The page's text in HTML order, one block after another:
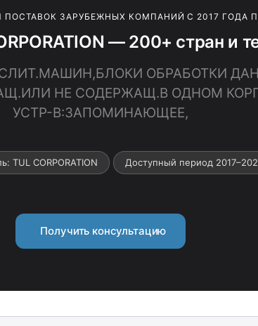
ЗАРУБЕЖНЫХ КОМПАНИЙ С 2017 ГОДА
— 200+ стран и
ОБРАБОТКИ
НЕ СОДЕРЖАЩ.В ОДНОМ
УСТР-В:ЗАПОМИНАЮЩЕЕ,
TUL CORPORATION Доступный период
Получить консультацию